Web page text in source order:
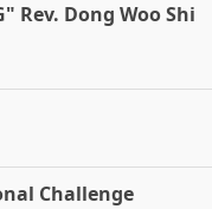
Rev. Dong Woo Shi
Challenge